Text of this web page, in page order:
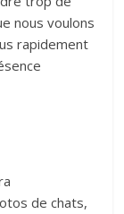
nous voulons
rapidement
de chats,